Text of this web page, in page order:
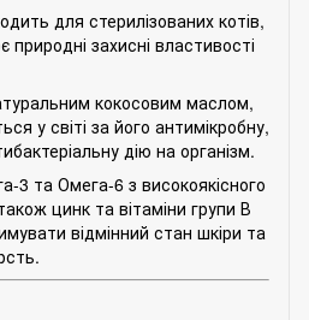
для стерилізованих котів,
природні захисні властивості
кокосовим маслом,
у світі за його антимікробну,
дію на організм.
3 та Омега-6 з високоякісного
цинк та вітаміни групи В
відмінний стан шкіри та